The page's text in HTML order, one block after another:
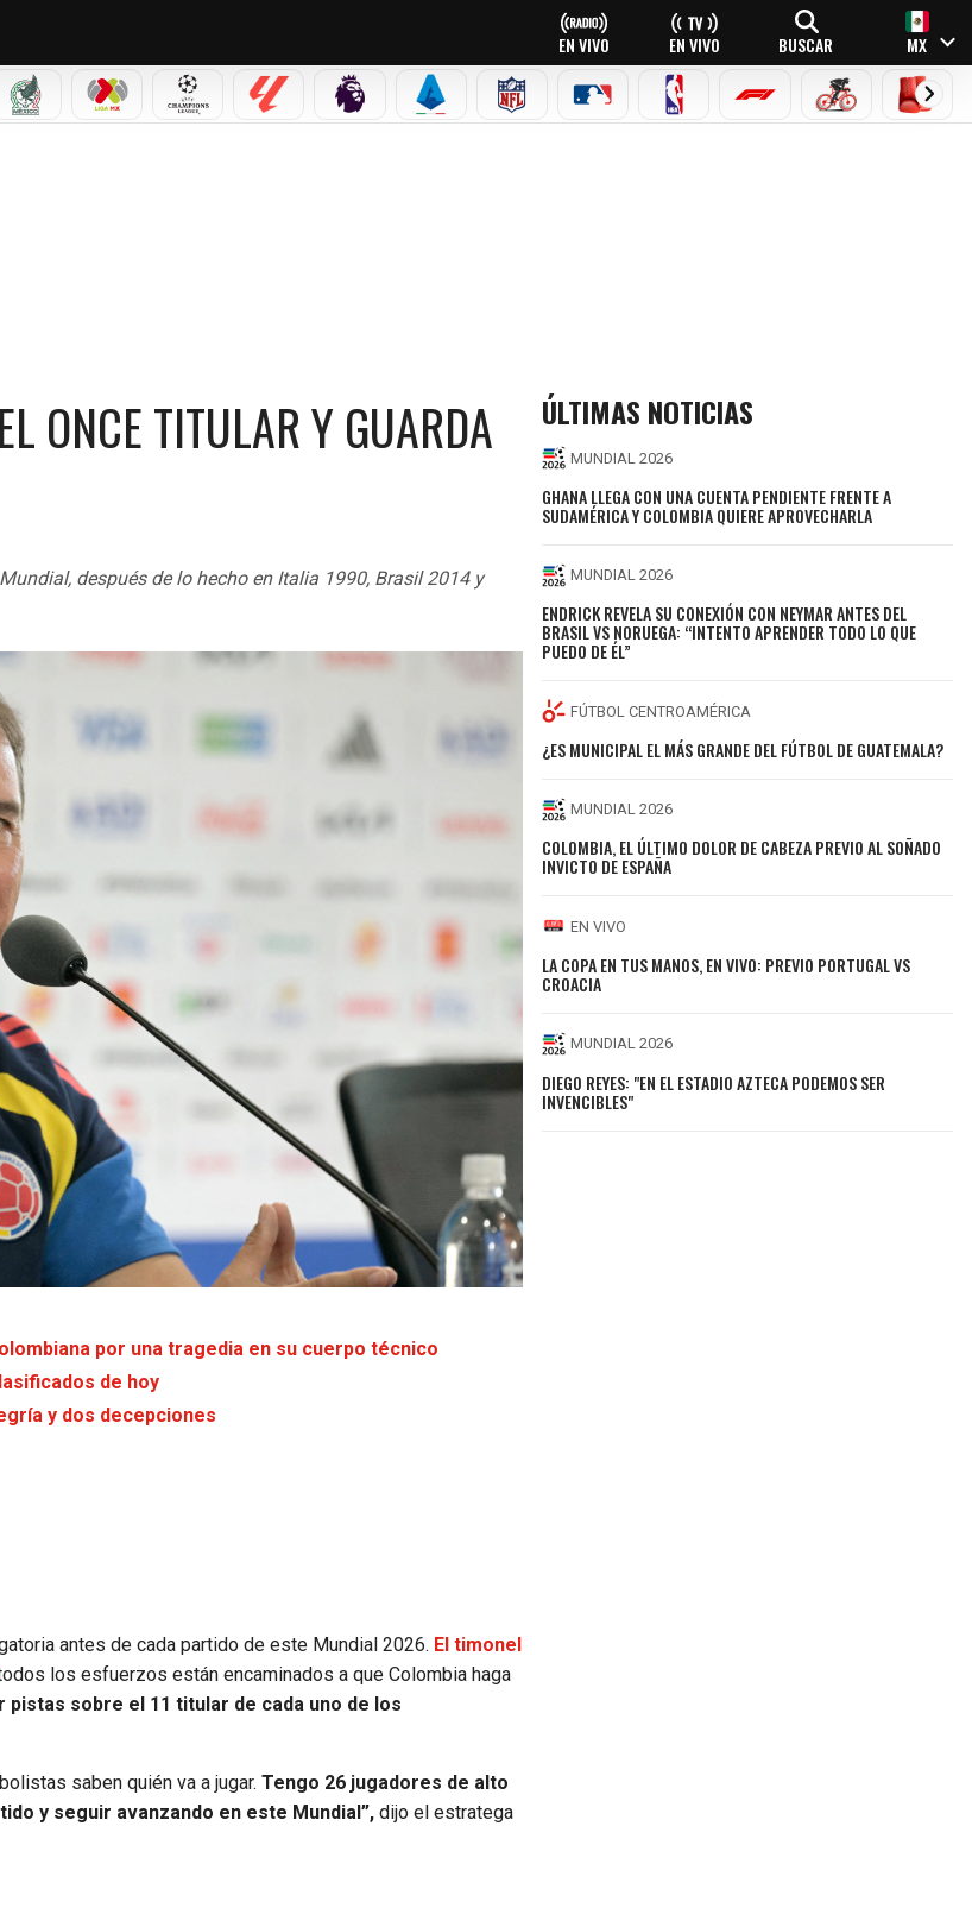
EN VIVO EN VIVO BUSCAR MX
SELECCIÓN MEXICANA
LIGA MX CHAMPIONS LEAGUE
LALIGA PREMIER LEAGUE
SERIE A NFL MLB NBA FÓRMULA 1CICLISMOBOXEO
ONCE TITULAR Y GUARDA
después de lo hecho en Italia 1990, Brasil 2014 y
por una tragedia en su cuerpo técnico
de hoy
y dos decepciones
antes de cada partido de este Mundial 2026. El timonel
los esfuerzos están encaminados a que Colombia haga
sobre el 11 titular de cada uno de los
saben quién va a jugar. Tengo 26 jugadores de alto
y seguir avanzando en este Mundial”, dijo el estratega
ÚLTIMAS NOTICIAS
MUNDIAL 2026
GHANA LLEGA CON UNA CUENTA PENDIENTE FRENTE A
SUDAMÉRICA Y COLOMBIA QUIERE APROVECHARLA
MUNDIAL 2026
ENDRICK REVELA SU CONEXIÓN CON NEYMAR ANTES DEL
BRASIL VS NORUEGA: “INTENTO APRENDER TODO LO QUE
PUEDO DE ÉL”
FÚTBOL CENTROAMÉRICA
¿ES MUNICIPAL EL MÁS GRANDE DEL FÚTBOL DE GUATEMALA?
MUNDIAL 2026
COLOMBIA, EL ÚLTIMO DOLOR DE CABEZA PREVIO AL SOÑADO
INVICTO DE ESPAÑA
EN VIVO
LA COPA EN TUS MANOS, EN VIVO: PREVIO PORTUGAL VS
CROACIA
MUNDIAL 2026
DIEGO REYES: "EN EL ESTADIO AZTECA PODEMOS SER
INVENCIBLES"